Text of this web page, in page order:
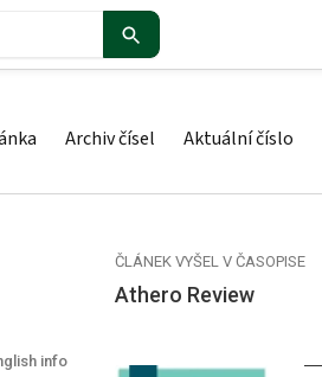
Archiv čísel Aktuální číslo
info
ČLÁNEK VYŠEL V ČASOPISE
Athero Review